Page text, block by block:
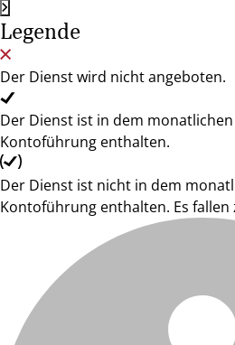
Legende
Der Dienst wird nicht angeboten.
Der Dienst ist in dem
Kontoführung enthalten.
Der Dienst ist nicht in dem
Kontoführung enthalten. Es fallen